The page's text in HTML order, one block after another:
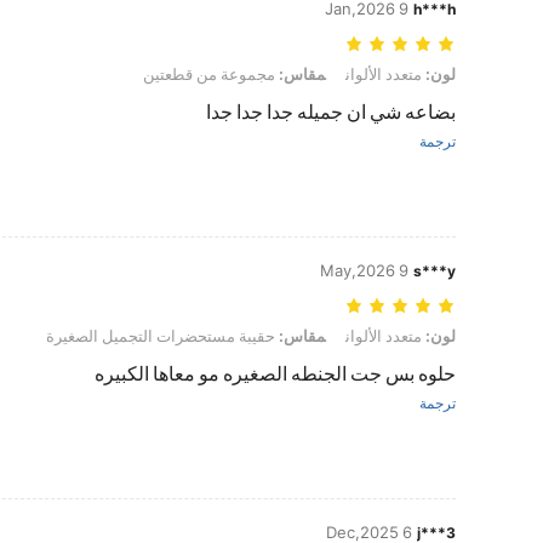
h***h
9 Jan,2026
لون: متعدد الألوان, مقاس: مجموعة من قطعتين
لون: متعدد الألوان مقاس: مجموعة من قطعتين
بضاعه شي ان جميله جدا جدا جدا
ترجمة
s***y
9 May,2026
لون: متعدد الألوان, مقاس: حقيبة مستحضرات التجميل الصغيرة
لون: متعدد الألوان مقاس: حقيبة مستحضرات التجميل الصغيرة
حلوه بس جت الجنطه الصغيره مو معاها الكبيره
ترجمة
j***3
6 Dec,2025